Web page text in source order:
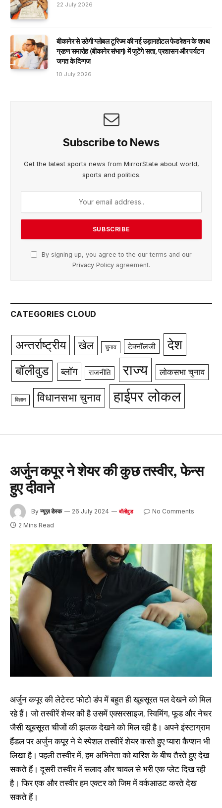
22 July 2026
बीकानेर से उठेगी ग्लोबल टूरिज्म की नई उड़ानहोटल फेडरेशन के शपथ
ग्रहण समारोह (बीकानेर संभाग) में जुटेंगे सत्ता, प्रशासन और पर्यटन
जगत के दिग्गज
10 July 2026
Subscribe to News
Get the latest sports news from MirrorState about world,
sports and politics.
By signing up, you agree to the our terms and our
Privacy Policy agreement.
CATEGORIES CLOUD
अन्तर्राष्ट्रीय खेल चुनाव टेक्नॉलजी देश
बॉलीवुड ब्लॉग राजनीति राज्य लोकसभा चुनाव
विज्ञान विधानसभा चुनाव हाईपर लोकल
अर्जुन कपूर ने शेयर की कुछ तस्वीर, फेन्स
हुए दीवाने
By न्यूज़ डेस्क 26 July 2024 बॉलीवुड
No Comments
2 Mins Read
अर्जुन कपूर की लेटेस्ट फोटो डंप में बहुत ही खूबसूरत पल देखने को मिल
रहे हैं। जो तस्वीरें शेयर की है उसमें एक्सरसाइज, स्विमिंग, फूड और नेचर
जैसी खूबसूरत चीजों की झलक देखने को मिल रही है। अपने इंस्टाग्राम
हैंडल पर अर्जुन कपूर ने ये स्पेशल तस्वीरें शेयर करते हुए प्यारा कैप्शन भी
लिखा है। पहली तस्वीर में, हम अभिनेता को बारिश के बीच तैरते हुए देख
सकते हैं। दूसरी तस्वीर में सलाद और चावल से भरी एक प्लेट दिख रही
है। फिर एक और तस्वीर हम एक्टर को जिम में वर्कआउट करते देख
सकते हैं।